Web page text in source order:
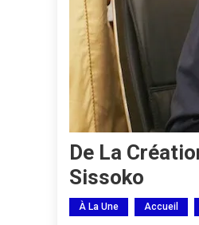
De La
Sissoko
À La Une Accueil